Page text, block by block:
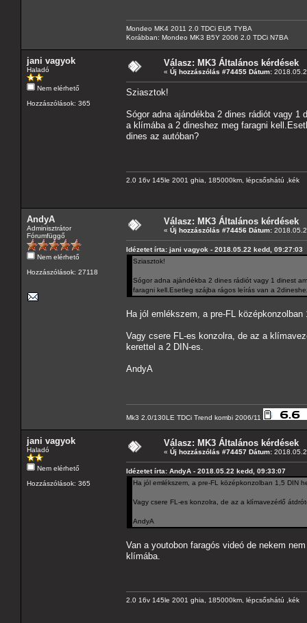
Mondeo MK4 2011 2.0 TDCi EU5 TYBA
Korábban: Mondeo MK3 B5Y 2006 2.0 TDCi N7BA
jani vagyok
Haladó
Nem elérhető
Hozzászólások: 365
Válasz: MK3 Általános kérdések
« Új hozzászólás #74455 Dátum:
Sziasztok!
Sógor adna ajándékba 2 dines rádiót vagy
a klímába a 2 dineshez meg faragni
dines az autóban?
2.0 16v 145le 2001 ghia, 185000km, lépcsőshátú ,kék
AndyA
Adminisztrátor
Fórumfüggő
Nem elérhető
Hozzászólások: 27118
Válasz: MK3 Általános kérdések
« Új hozzászólás #74456 Dátum:
Idézetet írta: jani vagyok - 2018.05.22 kedd, 09:27:03
Sziasztok!
Sógor adna ajándékba 2 dines rádiót vagy 1 dinest
faragni kell.Esetleg szájba rágos leírás van a
Ha jól emlékszem, a pre-FL
Vagy csere FL-es konzolra, de az a
kerettel a 2 DIN-es.
AndyA
Mk3 2.0/130LE TDCi Trend kombi 2006/11
jani vagyok
Haladó
Nem elérhető
Hozzászólások: 365
Válasz: MK3 Általános kérdések
« Új hozzászólás #74457 Dátum:
Idézetet írta: AndyA - 2018.05.22 kedd, 09:33:07
Ha jól emlékszem, a pre-FL középkonzolban 1,5 DIN
Vagy csere FL-es konzolra, de az a klímavezérlő
AndyA
Van a youtobon faragós videó de nekem
klímába.
2.0 16v 145le 2001 ghia, 185000km, lépcsőshátú ,kék